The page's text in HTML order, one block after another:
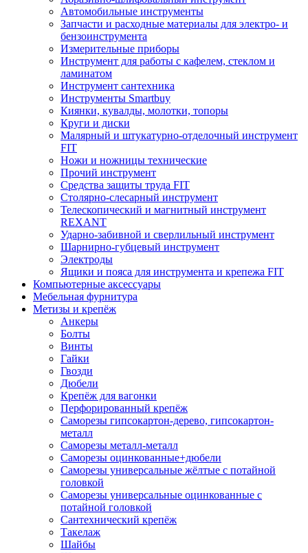
Автомобильные инструменты
Запчасти и расходные материалы для электро- и
бензоинструмента
Измерительные приборы
Инструмент для работы с кафелем, стеклом и
ламинатом
Инструмент сантехника
Инструменты Smartbuy
Киянки, кувалды, молотки, топоры
Круги и диски
Малярный и штукатурно-отделочный инструмент
FIT
Ножи и ножницы технические
Прочий инструмент
Средства защиты труда FIT
Столярно-слесарный инструмент
Телескопический и магнитный инструмент
REXANT
Ударно-забивной и сверлильный инструмент
Шарнирно-губцевый инструмент
Электроды
Ящики и пояса для инструмента и крепежа FIT
Компьютерные аксессуары
Мебельная фурнитура
Метизы и крепёж
Анкеры
Болты
Винты
Гайки
Гвозди
Дюбели
Крепёж для вагонки
Перфорированный крепёж
Саморезы гипсокартон-дерево, гипсокартон-
металл
Саморезы металл-металл
Саморезы оцинкованные+дюбели
Саморезы универсальные жёлтые с потайной
головкой
Саморезы универсальные оцинкованные с
потайной головкой
Сантехнический крепёж
Такелаж
Шайбы